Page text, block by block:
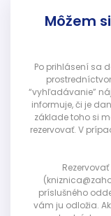
Môžem
Po prihlásení sa
“vyhľadávanie”
informuje, či je
základe toho si
rezervovať. V
príslušného
vám ju odložia.